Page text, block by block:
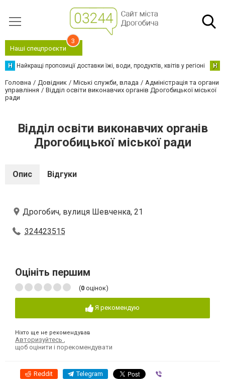
Наші спецпроєкти
3
Н Найкращі пропозиції доставки їжі, води, продуктів, квітів у регіоні Н
Головна Довідник Міські служби, влада
Адміністрація та органи
управління
Відділ освіти виконавчих органів Дрогобицької міської
ради
Відділ освіти виконавчих органів
Дрогобицької міської ради
Опис Відгуки
Дрогобич, вулиця Шевченка, 21
324423515
Оцініть першим
(0 оцінок)
Я рекомендую
Ніхто ще не рекомендував
Авторизуйтесь
щоб оцінити і порекомендувати
Reddit Telegram